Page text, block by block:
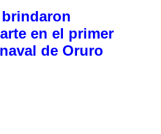
en el primer
de Oruro